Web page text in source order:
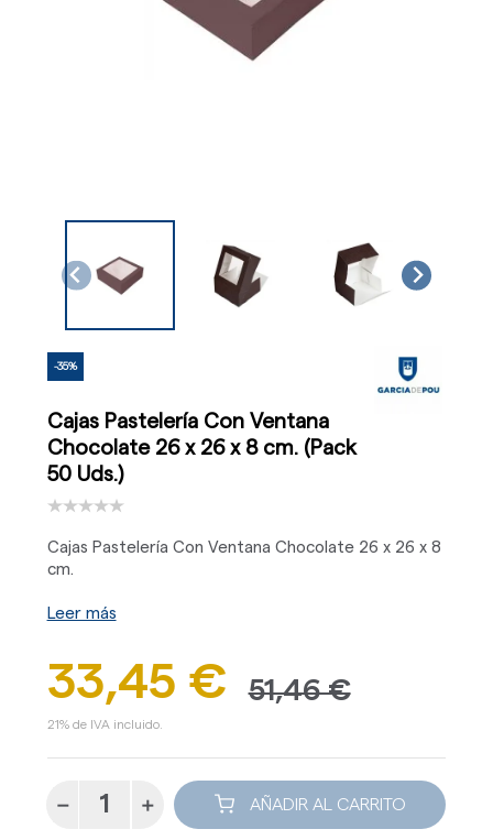
-35%
Cajas Pastelería Con Ventana
Chocolate 26 x 26 x 8 cm. (Pack
50 Uds.)
Cajas Pastelería Con Ventana Chocolate 26 x 26 x 8
cm.
Leer más
33,45 € 51,46 €
21% de IVA incluido.
AÑADIR AL CARRITO